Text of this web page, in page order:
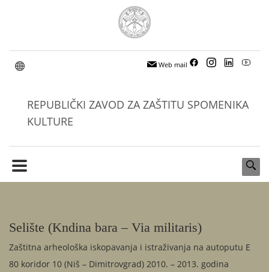
Web mail
REPUBLIČKI ZAVOD ZA ZAŠTITU SPOMENIKA
KULTURE
Selište (Kndina bara – Via militaris)
Zaštitna arheološka iskopavanja i istraživanja na autoputu E
80 koridor 10 (Niš – Dimitrovgrad) 2010. – 2013. godina